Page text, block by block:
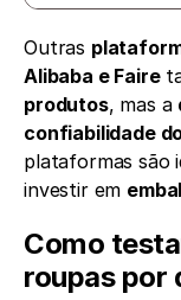
Outras
Alibaba e Faire
produtos, mas a
confiabilidade
plataformas são
investir em
Como
roupas por